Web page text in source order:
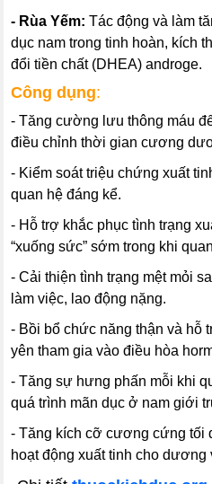
- Rùa Yếm: Tác động và làm
dục nam trong tinh hoàn, kích
đổi tiền chất (DHEA) androge.
Công dụng:
- Tăng cường lưu thông máu
điều chỉnh thời gian cương
- Kiểm soát triệu chứng xuất
quan hệ đáng kể.
- Hỗ trợ khắc phục tình trạng
“xuống sức” sớm trong khi
- Cải thiện tình trạng mệt mỏi
làm việc, lao động nặng.
- Bồi bổ chức năng thận và hỗ
yên tham gia vào điều hòa
- Tăng sự hưng phấn mỗi khi
quá trình mãn dục ở nam giới
- Tăng kích cỡ cương cứng tối
hoạt động xuất tinh cho dương